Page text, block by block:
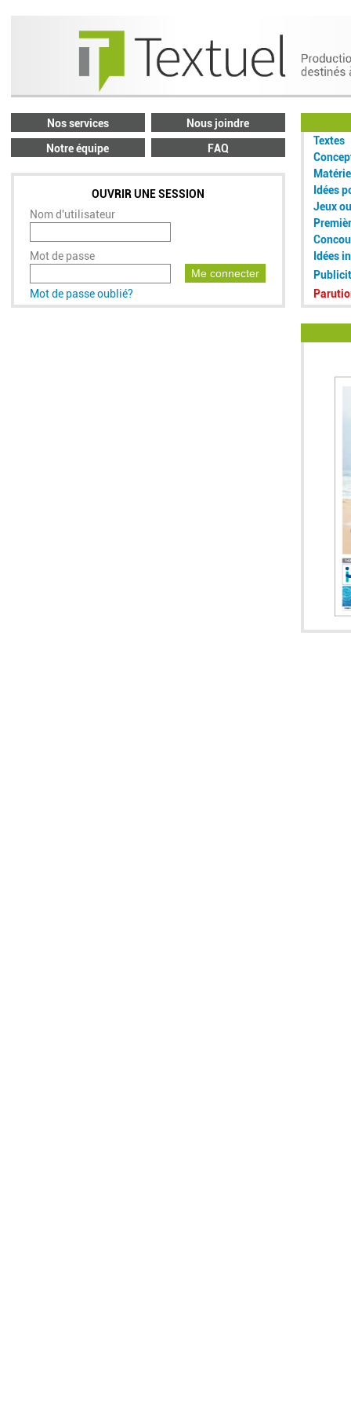
Nos services
Nous joindre
Notre équipe
FAQ
OUVRIR UNE SESSION
Nom d'utilisateur
Mot de passe
Me connecter
Mot de passe oublié?
Textes
Idées
Jeux
Idées